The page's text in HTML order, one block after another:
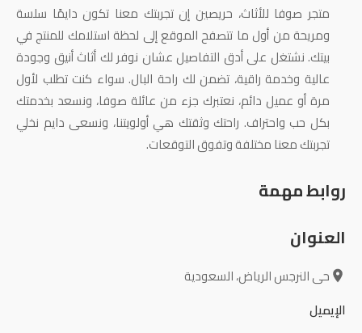
متجر صوفا للأثاث، حريصين إن تجربتك معنا تكون دايمًا سلسة
ومريحة من أول ما تتصفح الموقع إلى لحظة استلامك للمنتج في
بيتك. نشتغل على أدق التفاصيل عشان نوفر لك أثاث أنيق وجودة
عالية وخدمة راقية، تضمن لك راحة البال. سواء كنت تطلب لأول
مرة أو عميل دائم، نعتبرك جزء من عائلة صوفا، ونسعد بخدمتك
بكل حب واحتراف. راحتك وثقتك هي أولويتنا، ونسعى دايم نخلي
تجربتك معنا مختلفة وتفوق التوقعات.
روابط مهمة
العنوان
حى النرجس الرياض، السعودية
الإيميل